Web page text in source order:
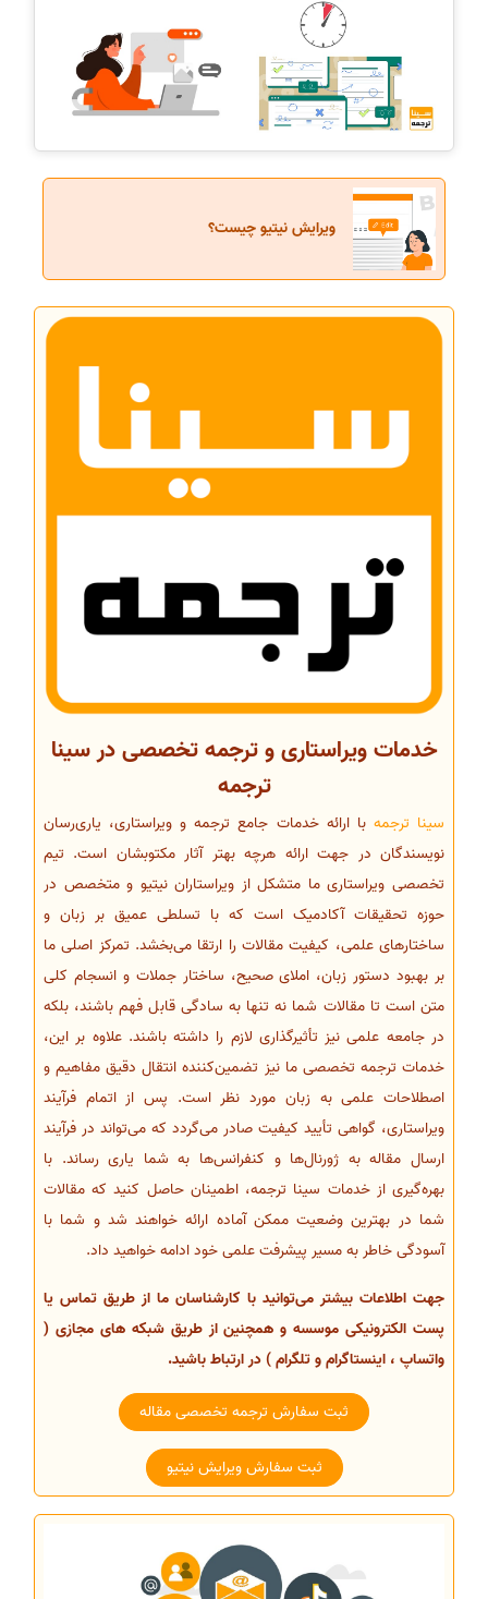
ویرایش نیتیو چیست؟
خدمات ویراستاری و ترجمه تخصصی در سینا
ترجمه
سینا ترجمه با ارائه خدمات جامع ترجمه و ویراستاری، یاری‌رسان
نویسندگان در جهت ارائه هرچه بهتر آثار مکتوبشان است. تیم
تخصصی ویراستاری ما متشکل از ویراستاران نیتیو و متخصص در
حوزه تحقیقات آکادمیک است که با تسلطی عمیق بر زبان و
ساختارهای علمی، کیفیت مقالات را ارتقا می‌بخشد. تمرکز اصلی ما
بر بهبود دستور زبان، املای صحیح، ساختار جملات و انسجام کلی
متن است تا مقالات شما نه تنها به سادگی قابل فهم باشند، بلکه
در جامعه علمی نیز تأثیرگذاری لازم را داشته باشند. علاوه بر این،
خدمات ترجمه تخصصی ما نیز تضمین‌کننده انتقال دقیق مفاهیم و
اصطلاحات علمی به زبان مورد نظر است. پس از اتمام فرآیند
ویراستاری، گواهی تأیید کیفیت صادر می‌گردد که می‌تواند در فرآیند
ارسال مقاله به ژورنال‌ها و کنفرانس‌ها به شما یاری رساند. با
بهره‌گیری از خدمات سینا ترجمه، اطمینان حاصل کنید که مقالات
شما در بهترین وضعیت ممکن آماده ارائه خواهند شد و شما با
آسودگی خاطر به مسیر پیشرفت علمی خود ادامه خواهید داد.
جهت اطلاعات بیشتر می‌توانید با کارشناسان ما از طریق تماس یا
پست الکترونیکی موسسه و همچنین از طریق شبکه های مجازی (
واتساپ ، اینستاگرام و تلگرام ) در ارتباط باشید.
ثبت سفارش ترجمه تخصصی مقاله
ثبت سفارش ویرایش نیتیو